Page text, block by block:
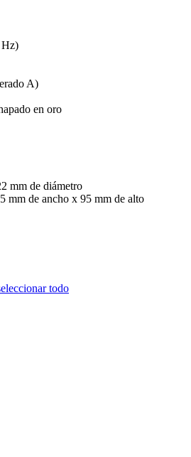
Hz)
A)
en oro
mm de diámetro
mm de ancho x 95 mm de alto
todo